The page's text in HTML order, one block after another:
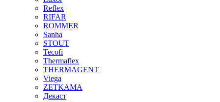
Reflex
RIFAR
ROMMER
Sanha
STOUT
Tecofi
Thermaflex
THERMAGENT
Viega
ZETKAMA
Декаст